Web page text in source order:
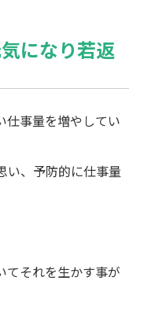
になり若返
仕事量を増やしてい
い、予防的に仕事量
てそれを生かす事が